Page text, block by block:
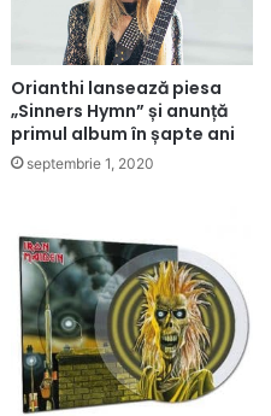
Orianthi lansează piesa
„Sinners Hymn” și anunță
primul album în șapte ani
septembrie 1, 2020